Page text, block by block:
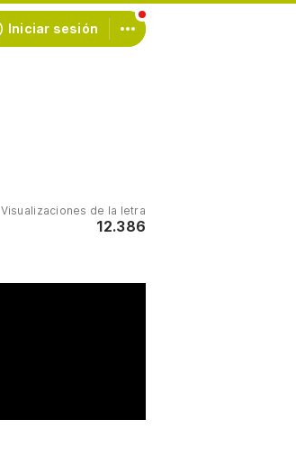
Iniciar sesión
Visualizaciones de la letra
12.386